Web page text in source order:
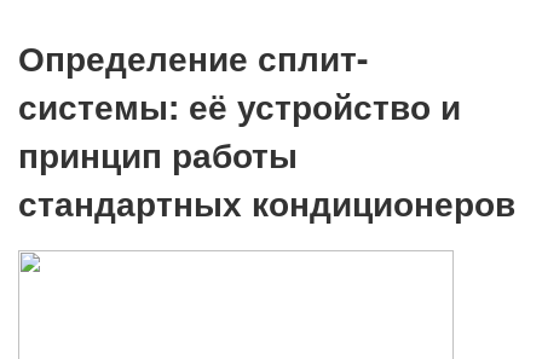
Определение сплит-
системы: её устройство и
принцип работы
стандартных кондиционеров